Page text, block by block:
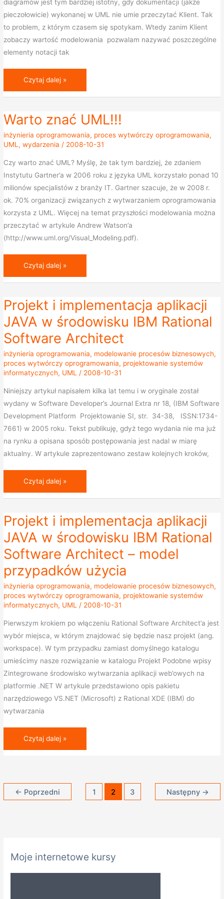
diagramów jest tym bardziej istotny, gdy dokumentacji (jakże
pieczołowicie) wykonanej w UML nie umie przeczytać Klient. Tak
to problem, z którym czasem się spotykam. Wtedy zanim Klient
zobaczy wartość modelowania pozwalam nazywać poszczególne
elementy notacji tak
go
stosować?
Czytaj dalej »
Warto znać UML!!!
inżynieria oprogramowania, proces wytwórczy oprogramowania,
UML ,wydarzenia / 2008-10-31
Czy warto znać UML? Myślę, że tak tym bardziej, że zdaniem
Instytutu Gartner’a w 2006 roku z języka UML korzystało ponad 10
milionów specjalistów z branży IT. Gartner szacuje, że w 2008 r.
ok. 70% organizacji związanych z wytwarzaniem oprogramowania
korzysta z UML. Więcej na temat przyszłości modelowania można
przeczytać w artykule Andrew Watson’a
(http://www.uml.org/Visual_Modeling.pdf).
Warto
UML!!!
Czytaj dalej »
Projekt i implementacja aplikacji
JAVA w środowisku IBM Rational
Software Architect
inżynieria oprogramowania, modelowanie procesów biznesowych,
proces wytwórczy oprogramowania, projektowanie systemów
informatycznych, UML / 2008-10-31
Niniejszy artykuł napisałem kilka lat temu i w oryginale został
wydany w Software Developer’s Journal Extra nr 18, (IBM Software
Development Platform Projektowanie SI, str. 34-38, ISSN:1734-
7661) w 2005 roku. Tekst publikuję, gdyż tego wydania nie ma już
na rynku a opisana sposób postępowania jest nadal w miarę
aktualny. W artykule zaprezentowano zestaw kolejnych kroków,
Projekt
i
implementacja
aplikacji
JAVA
w
środowisku
IBM
Rational
Software
Architect
Czytaj dalej »
Projekt i implementacja aplikacji
JAVA w środowisku IBM Rational
Software Architect – model
przypadków użycia
inżynieria oprogramowania, modelowanie procesów biznesowych,
proces wytwórczy oprogramowania, projektowanie systemów
informatycznych, UML / 2008-10-31
Pierwszym krokiem po włączeniu Rational Software Architect’a jest
wybór miejsca, w którym znajdować się będzie nasz projekt (ang.
workspace). W tym przypadku zamiast domyślnego katalogu
umieścimy nasze rozwiązanie w katalogu Projekt Podobne wpisy
Zintegrowane środowisko wytwarzania aplikacji web’owych na
platformie .NET W artykule przedstawiono opis pakietu
narzędziowego VS.NET (Microsoft) z Rational XDE (IBM) do
wytwarzania
Projekt
i
implementacja
aplikacji
JAVA
w
środowisku
IBM
Architect
Czytaj dalej »
← Poprzedni 1 2 3 Następny →
Moje internetowe kursy
a